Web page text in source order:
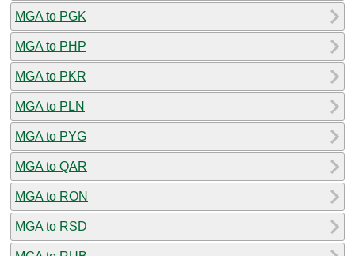
MGA to PGK
MGA to PHP
MGA to PKR
MGA to PLN
MGA to PYG
MGA to QAR
MGA to RON
MGA to RSD